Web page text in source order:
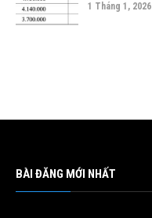
1 Tháng 1, 2026
BÀI ĐĂNG MỚI NHẤT